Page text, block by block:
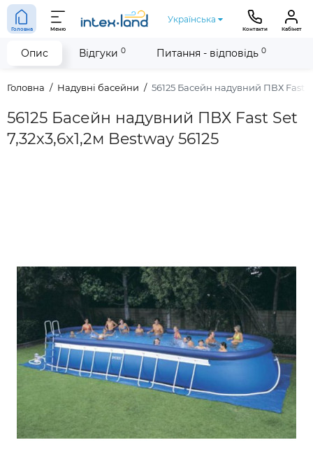
Головна Меню
Українська
Контакти Кабінет
Головна Надувні басейни 56125 Басейн надувний ПВХ Fast
56125 Басейн надувний ПВХ Fast Set
7,32х3,6х1,2м Bestway 56125
Опис Відгуки 0 Питання - відповідь 0